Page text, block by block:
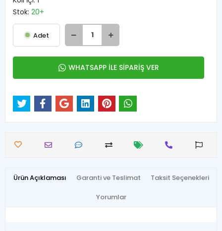
Stok: 20+
Adet
WHATSAPP İLE SİPARİŞ VER
Ürün Açıklaması Garanti ve Teslimat Taksit Seçenekleri
Yorumlar